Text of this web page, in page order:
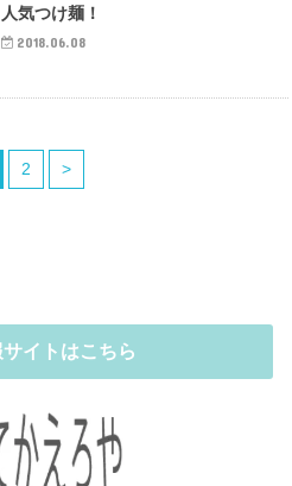
人気つけ麺！
2018.06.08
2 >
イトはこちら